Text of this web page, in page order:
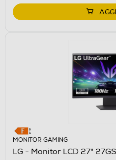
MONITOR GAMING
LG - Monitor LCD 27"